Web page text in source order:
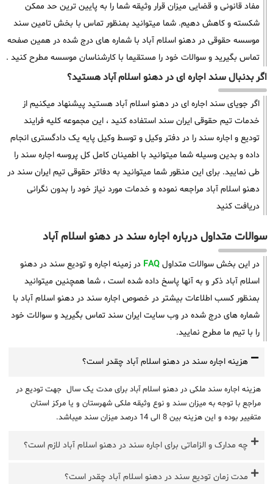
مفاد قانونی و قضایی میزان قرار وثیقه شما را به پایین ترین حد ممکن
شکسته و کاهش دهیم. شما میتوانید بمنظور تماس با بخش تامین سند
موسسه حقوقی در دهنو اسلام آباد با شماره های درج شده در همین صفحه
تماس بگیرید و سوالات خود را مستقیما با کارشناسان موسسه مطرح کنید .
اگر بدنبال سند اجاره ای در دهنو اسلام آباد هستید؟
اگر جویای سند اجاره ای در دهنو اسلام آباد هستید پیشنهاد میکنیم از
خدمات تیم حقوقی ایران سند استفاده کنید ، این مجموعه کلیه فرایند
تودیع و اجاره سند را در دفتر وکیل و توسط وکیل پایه یک دادگستری انجام
داده و بدین وسیله شما میتوانید با اطمینان کامل کل پروسه اجاره سند را
طی نمایید. برای این منظور شما میتوانید به دفاتر حقوقی تیم ایران سند در
دهنو اسلام آباد مراجعه نموده و خدمات مورد نیاز خود را بدون نگرانی
دریافت کنید
سوالات متداول درباره اجاره سند در دهنو اسلام آباد
در این بخش سوالات متداول FAQ در زمینه اجاره و تودیع سند در دهنو
اسلام آباد ذکر و به آنها پاسخ داده شده است ، شما همچنین میتوانید
بمنظور کسب اطلاعات بیشتر در خصوص اجاره سند در دهنو اسلام آباد با
شماره های درج شده در وب سایت ایران سند تماس بگیرید و سوالات خود
را با تیم ما مطرح نمایید.
هزینه اجاره سند در دهنو اسلام آباد چقدر است؟
هزینه اجاره سند ملکی در دهنو اسلام آباد برای مدت یک سال جهت تودیع در
مراجع با توجه به میزان سند و نوع وثیقه ملکی شهرستان و یا مرکز استان
متغییر بوده و این هزینه بین 8 الی 14 درصد میزان سند میباشد.
چه مدارک و الزاماتی برای اجاره سند در دهنو اسلام آباد لازم است؟
مدت زمان تودیع سند در دهنو اسلام آباد چقدر است؟